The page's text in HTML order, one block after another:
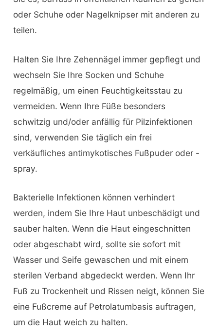
oder Schuhe oder Nagelknipser mit anderen zu
teilen.
Halten Sie Ihre Zehennägel immer gepflegt und
wechseln Sie Ihre Socken und Schuhe
regelmäßig, um einen Feuchtigkeitsstau zu
vermeiden. Wenn Ihre Füße besonders
schwitzig und/oder anfällig für Pilzinfektionen
sind, verwenden Sie täglich ein frei
verkäufliches antimykotisches Fußpuder oder -
spray.
Bakterielle Infektionen können verhindert
werden, indem Sie Ihre Haut unbeschädigt und
sauber halten. Wenn die Haut eingeschnitten
oder abgeschabt wird, sollte sie sofort mit
Wasser und Seife gewaschen und mit einem
sterilen Verband abgedeckt werden. Wenn Ihr
Fuß zu Trockenheit und Rissen neigt, können Sie
eine Fußcreme auf Petrolatumbasis auftragen,
um die Haut weich zu halten.